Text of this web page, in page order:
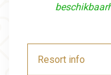
Resort info